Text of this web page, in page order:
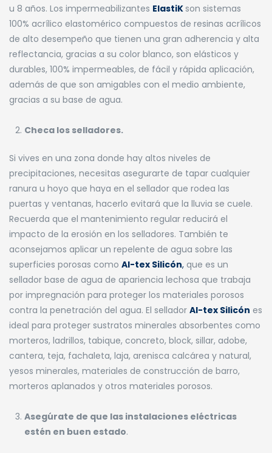
u 8 años. Los impermeabilizantes ElastiK son sistemas
100% acrílico elastomérico compuestos de resinas acrílicos
de alto desempeño que tienen una gran adherencia y alta
reflectancia, gracias a su color blanco, son elásticos y
durables, 100% impermeables, de fácil y rápida aplicación,
además de que son amigables con el medio ambiente,
gracias a su base de agua.
Checa los selladores.
Si vives en una zona donde hay altos niveles de
precipitaciones, necesitas asegurarte de tapar cualquier
ranura u hoyo que haya en el sellador que rodea las
puertas y ventanas, hacerlo evitará que la lluvia se cuele.
Recuerda que el mantenimiento regular reducirá el
impacto de la erosión en los selladores. También te
aconsejamos aplicar un repelente de agua sobre las
superficies porosas como Al-tex Silicón, que es un
sellador base de agua de apariencia lechosa que trabaja
por impregnación para proteger los materiales porosos
contra la penetración del agua. El sellador Al-tex Silicón es
ideal para proteger sustratos minerales absorbentes como
morteros, ladrillos, tabique, concreto, block, sillar, adobe,
cantera, teja, fachaleta, laja, arenisca calcárea y natural,
yesos minerales, materiales de construcción de barro,
morteros aplanados y otros materiales porosos.
Asegúrate de que las instalaciones eléctricas
estén en buen estado.